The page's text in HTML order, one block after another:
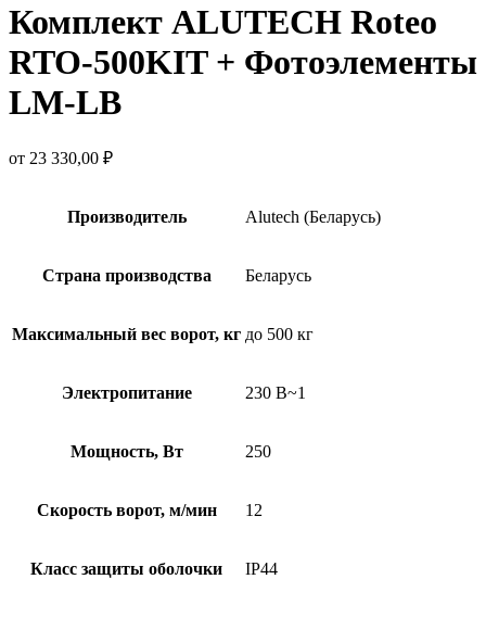
Комплект ALUTECH Roteo
RTO-500KIT + Фотоэлементы
LM-LB
от 23 330,00 ₽
Производитель Alutech (Беларусь)
Страна производства Беларусь
Максимальный вес ворот, кг до 500 кг
Электропитание 230 В~1
Мощность, Вт 250
Скорость ворот, м/мин 12
Класс защиты оболочки IP44